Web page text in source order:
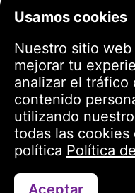
Usamos cookies
Nuestro sitio
mejorar tu
analizar el
contenido
utilizando
todas las
política Política
Aceptar
financiero o un abogado
inversión y de los riesgos
Al utilizar este sitio web,
web no es responsable
indirecto como resultado
proporcionada en el sitio.
Por favor, actúe con
de inversión.
Términos de uso